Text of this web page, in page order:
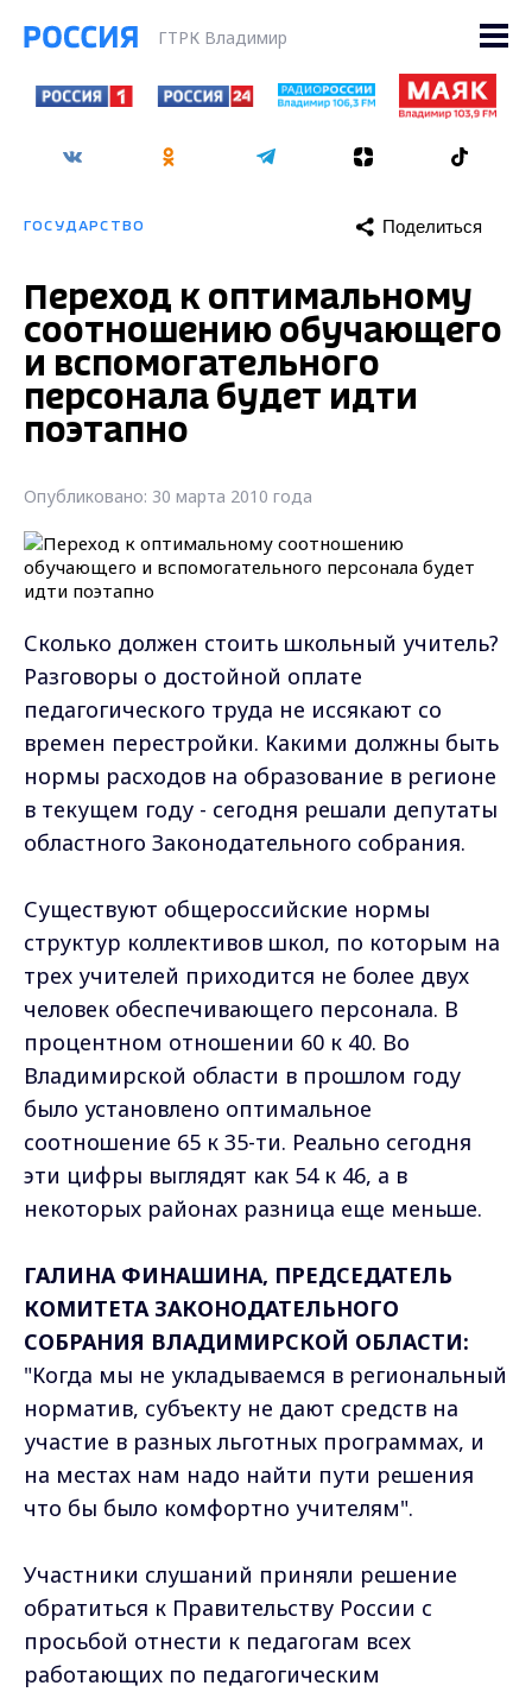
ГТРК Владимир
ГОСУДАРСТВО Поделиться
Переход к оптимальному
соотношению обучающего
и вспомогательного
персонала будет идти
поэтапно
Опубликовано: 30 марта 2010 года
Сколько должен стоить школьный учитель?
Разговоры о достойной оплате
педагогического труда не иссякают со
времен перестройки. Какими должны быть
нормы расходов на образование в регионе
в текущем году - сегодня решали депутаты
областного Законодательного собрания.
Существуют общероссийские нормы
структур коллективов школ, по которым на
трех учителей приходится не более двух
человек обеспечивающего персонала. В
процентном отношении 60 к 40. Во
Владимирской области в прошлом году
было установлено оптимальное
соотношение 65 к 35-ти. Реально сегодня
эти цифры выглядят как 54 к 46, а в
некоторых районах разница еще меньше.
ГАЛИНА ФИНАШИНА, ПРЕДСЕДАТЕЛЬ
КОМИТЕТА ЗАКОНОДАТЕЛЬНОГО
СОБРАНИЯ ВЛАДИМИРСКОЙ ОБЛАСТИ:
"Когда мы не укладываемся в региональный
норматив, субъекту не дают средств на
участие в разных льготных программах, и
на местах нам надо найти пути решения
что бы было комфортно учителям".
Участники слушаний приняли решение
обратиться к Правительству России с
просьбой отнести к педагогам всех
работающих по педагогическим